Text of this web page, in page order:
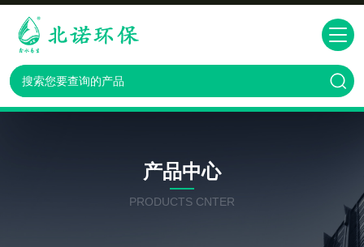
产品中心
PRODUCTS CNTER